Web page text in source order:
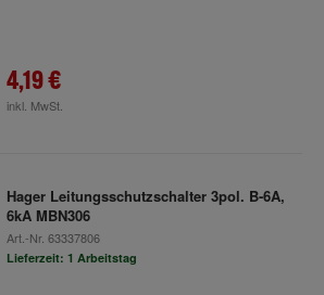
4,19 €
inkl. MwSt.
Hager Leitungsschutzschalter 3pol. B-6A,
6kA MBN306
Art.-Nr. 63337806
Lieferzeit: 1 Arbeitstag